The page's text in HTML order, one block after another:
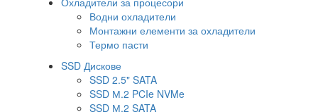
Водни охладители
Монтажни елементи за охладители
Термо пасти
SSD Дискове
SSD 2.5" SATA
SSD М.2 PCIe NVMe
SSD М.2 SATA